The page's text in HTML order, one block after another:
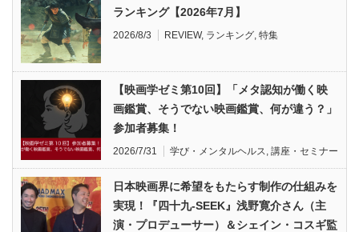
ランキング【2026年7月】
2026/8/3 REVIEW, ランキング 特集
【映画学ゼミ第10回】「メタ認知が働く映
画鑑賞、そうでない映画鑑賞、何が違う？」
参加者募集！
2026/7/31 学び・メンタルヘルス 講座・セミナー
日本映画界に希望をもたらす制作の仕組みを
実現！『四十九-SEEK』浅野寛介さん（主
演・プロデューサー）＆シェイン・コスギ監